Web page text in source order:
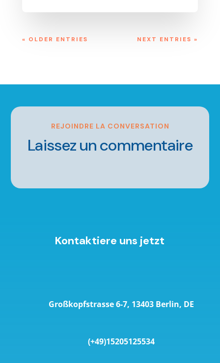
« OLDER ENTRIES NEXT ENTRIES »
REJOINDRE LA CONVERSATION
Laissez un commentaire
Kontaktiere uns jetzt
Großkopfstrasse 6-7, 13403 Berlin, DE
(+49)15205125534